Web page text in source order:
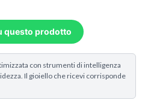
questo prodotto
con strumenti di intelligenza
Il gioiello che ricevi corrisponde